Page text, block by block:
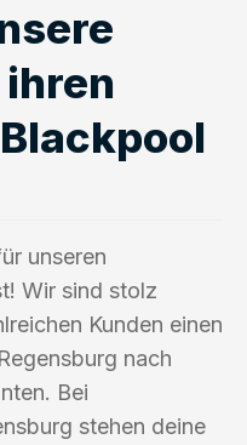
unseren
Wir sind stolz
Kunden einen
nach
Bei
stehen deine